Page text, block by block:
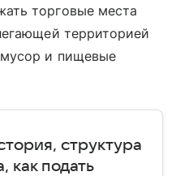
торговые места
территорией
и пищевые
структура
как подать